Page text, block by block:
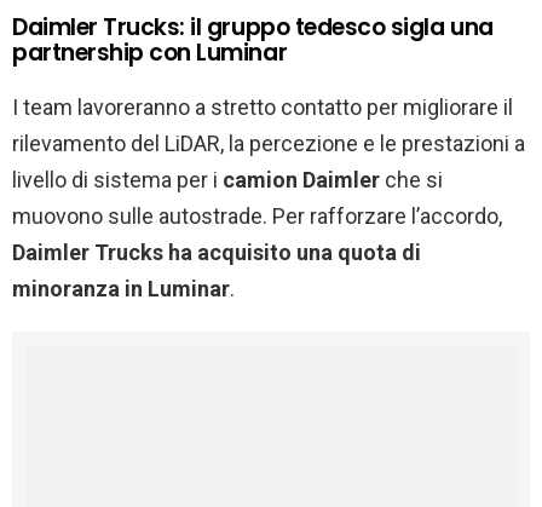
Daimler Trucks: il gruppo tedesco sigla una
partnership con Luminar
I team lavoreranno a stretto contatto per migliorare il
rilevamento del LiDAR, la percezione e le prestazioni a
livello di sistema per i camion Daimler che si
muovono sulle autostrade. Per rafforzare l’accordo,
Daimler Trucks ha acquisito una quota di
minoranza in Luminar.